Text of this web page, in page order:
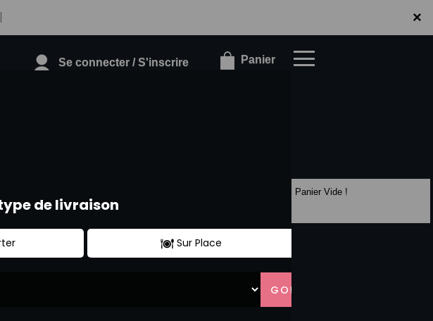
×
Se connecter / S'inscrire Panier
×
Panier Vide !